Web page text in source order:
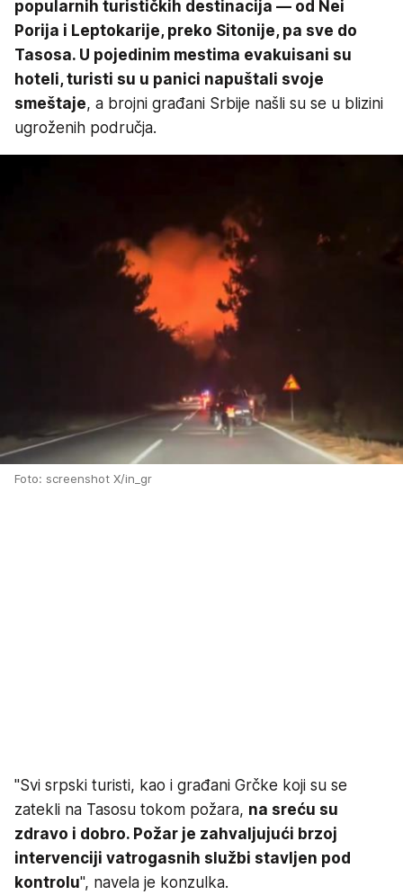
popularnih turističkih destinacija — od Nei
Porija i Leptokarije, preko Sitonije, pa sve do
Tasosa. U pojedinim mestima evakuisani su
hoteli, turisti su u panici napuštali svoje
smeštaje, a brojni građani Srbije našli su se u blizini
ugroženih područja.
Foto: screenshot X/in_gr
"Svi srpski turisti, kao i građani Grčke koji su se
zatekli na Tasosu tokom požara, na sreću su
zdravo i dobro. Požar je zahvaljujući brzoj
intervenciji vatrogasnih službi stavljen pod
kontrolu", navela je konzulka.